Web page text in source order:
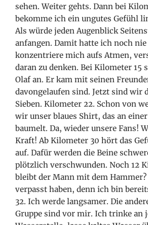
sehen. Weiter gehts. Dann bei
bekomme ich ein ungutes Gefühl
Als würde jeden Augenblick
anfangen. Damit hatte ich noch
konzentriere mich aufs Atmen,
daran zu denken. Bei Kilometer 15
Olaf an. Er kam mit seinen
davongelaufen sind. Jetzt sind wir
Sieben. Kilometer 22. Schon von
wir unser blaues Shirt, das an
baumelt. Da, wieder unsere Fans!
Kraft! Ab Kilometer 30 hört das
auf. Dafür werden die Beine
plötzlich verschwunden. Noch 12
bleibt der Mann mit dem
verpasst haben, denn ich bin
32. Ich werde langsamer. Die
Gruppe sind vor mir. Ich trinke an